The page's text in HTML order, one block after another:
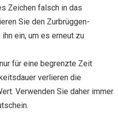
Zeichen falsch in das
Sie den Zurbrüggen-
ein, um es erneut zu
für eine begrenzte Zeit
verlieren die
Verwenden Sie daher immer